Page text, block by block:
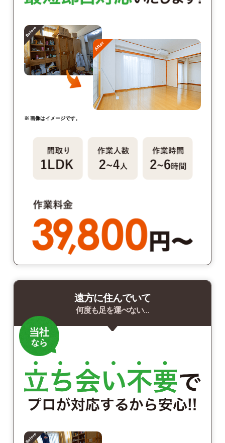
※ 画像はイメージです。
遠方に住んでいて
何度も足を運べない…